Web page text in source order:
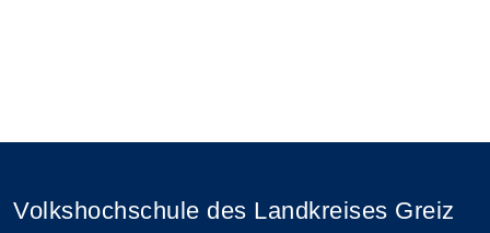
Volkshochschule des Landkreises Greiz